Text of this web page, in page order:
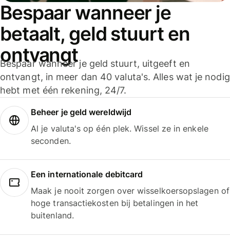
Bespaar wanneer je
betaalt, geld stuurt en
ontvangt
Bespaar wanneer je geld stuurt, uitgeeft en
ontvangt, in meer dan 40 valuta's. Alles wat je nodig
hebt met één rekening, 24/7.
Beheer je geld wereldwijd
Al je valuta's op één plek. Wissel ze in enkele
seconden.
Een internationale debitcard
Maak je nooit zorgen over wisselkoersopslagen of
hoge transactiekosten bij betalingen in het
buitenland.